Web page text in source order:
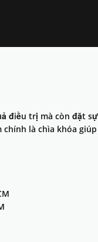
điều trị mà còn đặt
là chìa khóa